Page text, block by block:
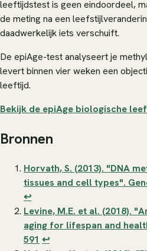
leeftijdstest is geen eindoordeel,
de meting na een
daadwerkelijk iets verschuift.
De epiAge-test analyseert je
levert binnen vier weken een
leeftijd.
Bekijk de epiAge biologische
Bronnen
Horvath, S. (2013). "DNA
tissues and cell types".
↩
Levine, M.E. et al. (2018).
aging for lifespan and
591 ↩